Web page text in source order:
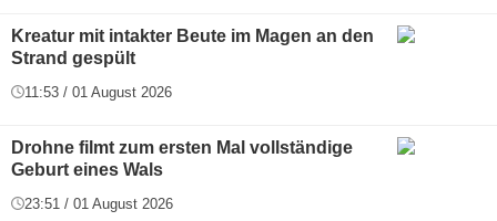
Kreatur mit intakter Beute im Magen an den
Strand gespült
11:53 / 01 August 2026
Drohne filmt zum ersten Mal vollständige
Geburt eines Wals
23:51 / 01 August 2026